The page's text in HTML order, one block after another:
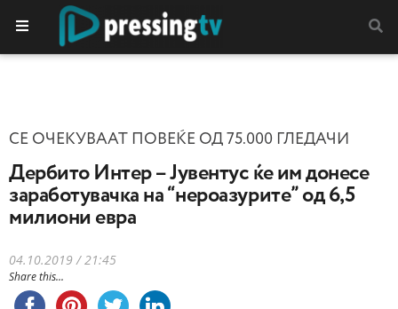
СЕ ОЧЕКУВААТ ПОВЕЌЕ ОД 75.000 ГЛЕДАЧИ
Дербито Интер – Јувентус ќе им донесе
заработувачка на “нероазурите” од 6,5
милиони евра
04.10.2019 / 21:45
Share this...